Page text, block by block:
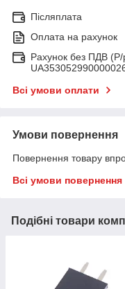
Післяплата
Оплата на рахунок
Рахунок без ПДВ (Р/
Всі умови оплати
Умови повернення
Повернення товару
Всі умови повернення
Подібні товари